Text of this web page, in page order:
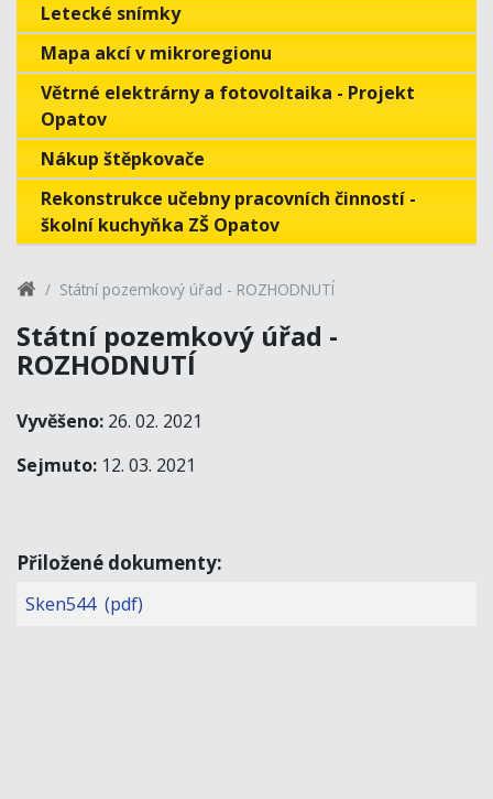
Letecké snímky
Mapa akcí v mikroregionu
Větrné elektrárny a fotovoltaika - Projekt
Opatov
Nákup štěpkovače
Rekonstrukce učebny pracovních činností -
školní kuchyňka ZŠ Opatov
Státní pozemkový úřad - ROZHODNUTÍ
Státní pozemkový úřad -
ROZHODNUTÍ
Vyvěšeno: 26. 02. 2021
Sejmuto: 12. 03. 2021
Přiložené dokumenty:
Sken544 (pdf)